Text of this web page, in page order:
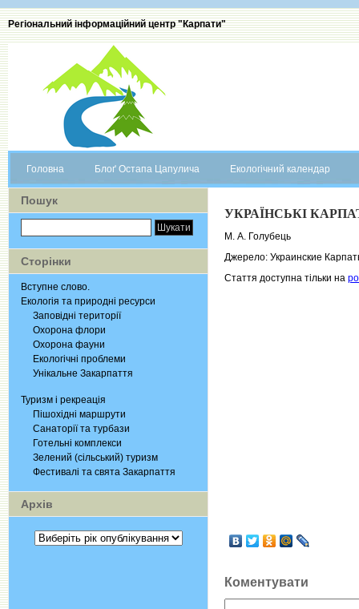
Регіональний інформаційний центр "Карпати"
Головна Блоґ Остапа Цапулича Екологічний календар
Пошук
Сторінки
Вступне слово.
Екологія та природні ресурси
Заповідні території
Охорона флори
Охорона фауни
Екологічні проблеми
Унікальне Закарпаття
Туризм і рекреація
Пішохідні маршрути
Санаторії та турбази
Готельні комплекси
Зелений (сільський) туризм
Фестивалі та свята Закарпаття
Архів
УКРАЇНСЬКІ
М. А. Голубець
Джерело: Украинские
Стаття доступна тільки на
Коментувати